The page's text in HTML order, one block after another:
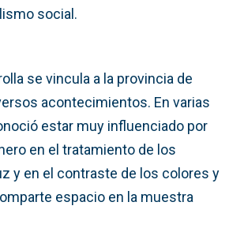
social.
se vincula a la provincia de
acontecimientos. En varias
estar muy influenciado por
en el tratamiento de los
y en el contraste de los colores y
espacio en la muestra